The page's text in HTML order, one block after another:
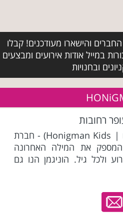
והישארו מעודכנים! קבלו
במייל אודות אירועים ומבצעים
ובחנויות
רחובות
הוניגמן קידס (הוניגמן ילדים | Honigman Kids) - חברת
המספק את המילה האחרונה
ולכל גיל. הוניגמן הנו גם